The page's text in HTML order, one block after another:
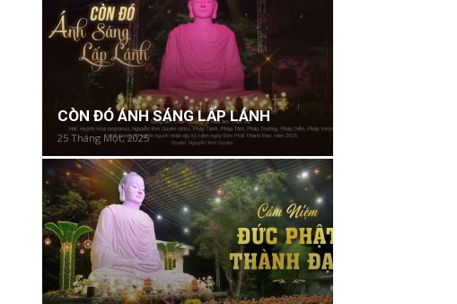
CÒN ĐÓ ÁNH SÁNG LẤP LÁNH
25 Tháng Một, 2025